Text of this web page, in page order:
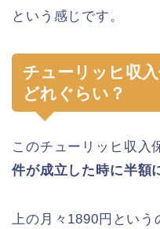
という感じです。
チューリッヒ収
どれぐらい？
このチューリッヒ収入
件が成立した時に半額
上の月々1890円という